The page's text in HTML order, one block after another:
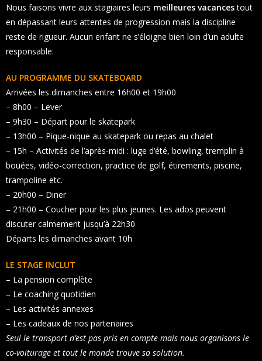
Nous faisons vivre aux stagiaires leurs meilleures vacancestout
en dépassant leurs attentes de progression mais la discipline
reste de rigueur. Aucun enfant ne s’éloigne bien loin d’un adulte
responsable.
AU PROGRAMME DU SKATEBOARD
Arrivées les dimanches entre 16h00 et 19h00
– 8h00 – Lever
– 9h30 – Départ pour le skatepark
– 13h00 – Pique-nique au skatepark ou repas au chalet
– 15h – Activités de l’après-midi : luge d’été, bowling, tremplin à
bouées, vidéo-correction, practice de golf, étirements, piscine,
trampoline etc.
– 20h00 – Diner
– 21h00 – Coucher pour les plus jeunes. Les ados peuvent
discuter calmement jusqu’à 22h30
Départs les dimanches avant 10h
LE STAGE INCLUT
– La pension complète
– Le coaching quotidien
– Les activités annexes
– Les cadeaux de nos partenaires
Seul le transport n’est pas pris en compte mais nous organisons le
co-voiturage et tout le monde trouve sa solution.